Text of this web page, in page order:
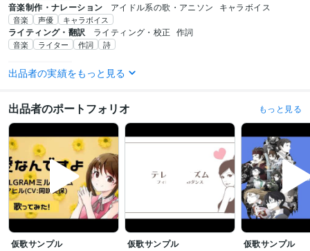
音楽制作・ナレーション アイドル系の歌・アニソン キャラボイス
音楽 声優 キャラボイス
ライティング・翻訳 ライティング・校正 作詞
音楽 ライター 作詞 詩
学歴
学歴とか職歴ってここに必要ないと思うんですよね。だからこの仕事を始め
語学力
韓国語 日常会話レベル
出品者の実績をもっと見る
出品者のポートフォリオ もっと見る
仮歌サンプル 仮歌サンプル 仮歌サンプル